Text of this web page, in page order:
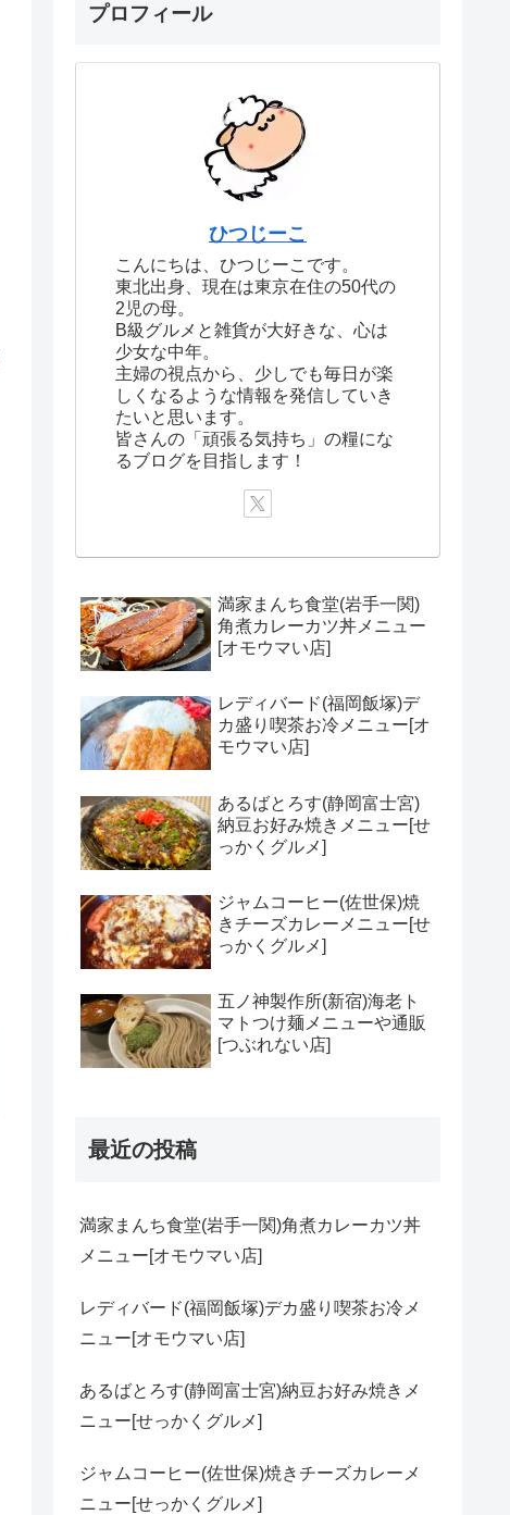
プロフィール
ひつじーこ
こんにちは、ひつじーこです。
東北出身、現在は東京在住の50代の
2児の母。
B級グルメと雑貨が大好きな、心は
少女な中年。
主婦の視点から、少しでも毎日が楽
しくなるような情報を発信していき
たいと思います。
皆さんの「頑張る気持ち」の糧にな
るブログを目指します！
満家まんち食堂(岩手一関)
角煮カレーカツ丼メニュー
[オモウマい店]
レディバード(福岡飯塚)デ
カ盛り喫茶お冷メニュー[オ
モウマい店]
あるばとろす(静岡富士宮)
納豆お好み焼きメニュー[せ
っかくグルメ]
ジャムコーヒー(佐世保)焼
きチーズカレーメニュー[せ
っかくグルメ]
五ノ神製作所(新宿)海老ト
マトつけ麺メニューや通販
[つぶれない店]
最近の投稿
満家まんち食堂(岩手一関)角煮カレーカツ丼
メニュー[オモウマい店]
レディバード(福岡飯塚)デカ盛り喫茶お冷メ
ニュー[オモウマい店]
あるばとろす(静岡富士宮)納豆お好み焼きメ
ニュー[せっかくグルメ]
ジャムコーヒー(佐世保)焼きチーズカレーメ
ニュー[せっかくグルメ]